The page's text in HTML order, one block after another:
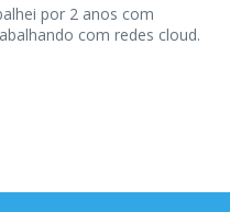
por 2 anos com
com redes cloud.